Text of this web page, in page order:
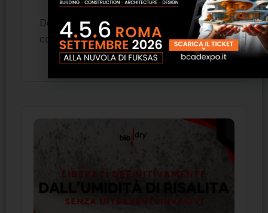
Devi essere connesso
per inviare un
commento.